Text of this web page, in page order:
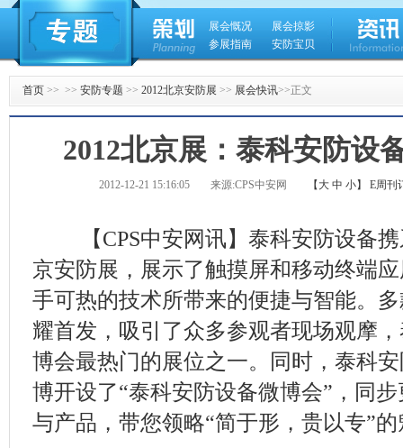
展会慨况
展会掠影
参展指南
安防宝贝
首页 >> >> 安防专题 >> 2012北京安防展 >> 展会快讯>>正文
2012北京展：泰科安防设
2012-12-21 15:16:05 来源:CPS中安网 【 大 中 小】 E周刊
【CPS中安网讯】泰科安防设备携
京安防展，展示了触摸屏和移动终端
手可热的技术所带来的便捷与智能。
耀首发，吸引了众多参观者现场观摩
博会最热门的展位之一。同时，泰科
博开设了“泰科安防设备微博会”，同
与产品，带您领略“简于形，贵以专”